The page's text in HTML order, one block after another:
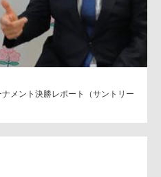
メント決勝レポート（サントリー